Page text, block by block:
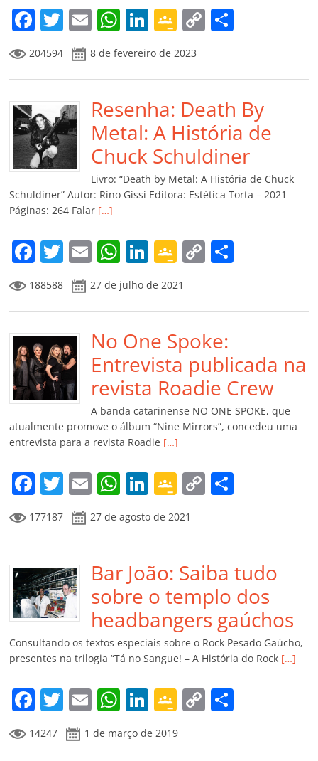
F
a
c
e
b
o
o
k
T
w
itt
er
E
m
ai
l
W
at
s
A
p
p
Li
k
e
dI
n
G
o
o
gl
e
Cl
a
ss
ro
m
C
y
Li
n
k
p
ar
til
h
ar
204594 8 de fevereiro de 2023
Resenha: Death By
Metal: A História de
Chuck Schuldiner
Livro: “Death by Metal: A História de Chuck
Schuldiner” Autor: Rino Gissi Editora: Estética Torta – 2021
Páginas: 264 Falar […]
F
a
c
e
b
o
o
k
T
w
itt
er
E
m
ai
l
W
h
at
s
A
p
p
Li
n
k
e
dI
n
G
o
o
gl
e
Cl
a
ss
ro
o
m
C
y
Li
n
k
p
til
h
ar
188588 27 de julho de 2021
No One Spoke:
Entrevista publicada na
revista Roadie Crew
A banda catarinense NO ONE SPOKE, que
atualmente promove o álbum “Nine Mirrors”, concedeu uma
entrevista para a revista Roadie […]
F
a
c
e
b
o
o
k
T
w
itt
er
E
m
ai
l
W
at
s
A
p
p
Li
n
k
e
dI
n
G
o
o
gl
e
Cl
a
ss
ro
o
m
C
y
Li
n
k
p
ar
til
h
ar
177187 27 de agosto de 2021
Bar João: Saiba tudo
sobre o templo dos
headbangers gaúchos
Consultando os textos especiais sobre o Rock Pesado Gaúcho,
presentes na trilogia “Tá no Sangue! – A História do Rock […]
F
a
c
T
w
itt
E
m
ai
W
at
Li
n
k
G
o
o
C
14247 1 de março de 2019